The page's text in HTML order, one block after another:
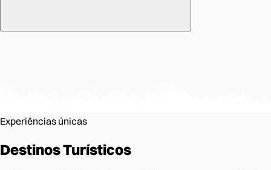
Experiências únicas
DestinosTurísticos